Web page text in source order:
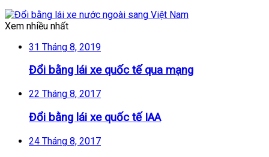
Xem nhiều nhất
31 Tháng 8, 2019
Đổi bằng lái xe quốc tế qua mạng
22 Tháng 8, 2017
Đổi bằng lái xe quốc tế IAA
24 Tháng 8, 2017